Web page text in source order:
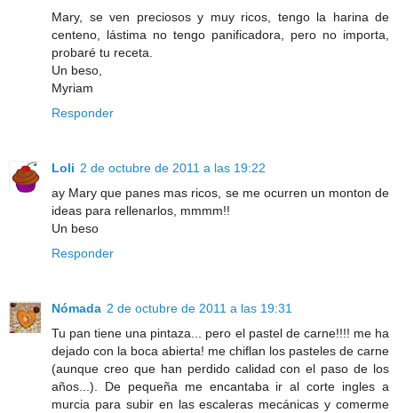
Mary, se ven preciosos y muy ricos, tengo la harina de
centeno, lástima no tengo panificadora, pero no importa,
probaré tu receta.
Un beso,
Myriam
Responder
Loli 2 de octubre de 2011 a las 19:22
ay Mary que panes mas ricos, se me ocurren un monton de
ideas para rellenarlos, mmmm!!
Un beso
Responder
Nómada 2 de octubre de 2011 a las 19:31
Tu pan tiene una pintaza... pero el pastel de carne!!!! me ha
dejado con la boca abierta! me chiflan los pasteles de carne
(aunque creo que han perdido calidad con el paso de los
años...). De pequeña me encantaba ir al corte ingles a
murcia para subir en las escaleras mecánicas y comerme